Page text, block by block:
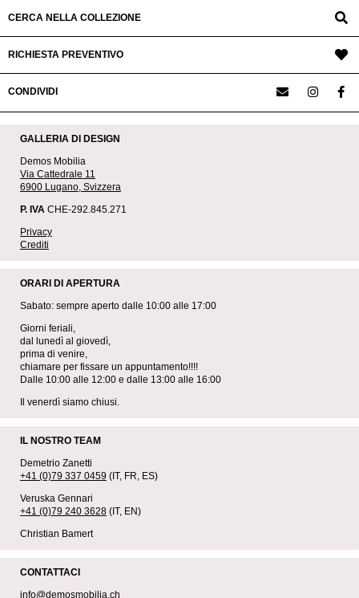
CERCA NELLA COLLEZIONE
RICHIESTA PREVENTIVO
CONDIVIDI
GALLERIA DI DESIGN
Demos Mobilia
Via Cattedrale 11
6900 Lugano, Svizzera
P. IVA CHE-292.845.271
Privacy
Crediti
ORARI DI APERTURA
Sabato: sempre aperto dalle 10:00 alle 17:00
Giorni feriali,
dal lunedì al giovedì,
prima di venire,
chiamare per fissare un appuntamento!!!!
Dalle 10:00 alle 12:00 e dalle 13:00 alle 16:00
Il venerdì siamo chiusi.
IL NOSTRO TEAM
Demetrio Zanetti
+41 (0)79 337 0459 (IT, FR, ES)
Veruska Gennari
+41 (0)79 240 3628 (IT, EN)
Christian Bamert
CONTATTACI
info@demosmobilia.ch